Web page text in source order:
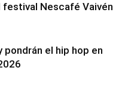
festival Nescafé Vaivén
pondrán el hip hop en